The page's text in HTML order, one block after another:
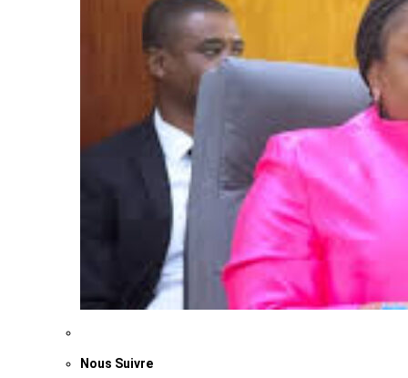
Nous Suivre